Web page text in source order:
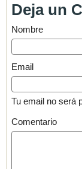
Deja un
Nombre
Email
Tu email no será
Comentario